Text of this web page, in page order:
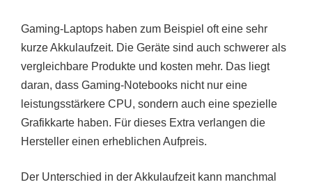
Gaming-Laptops haben zum Beispiel oft eine sehr
kurze Akkulaufzeit. Die Geräte sind auch schwerer als
vergleichbare Produkte und kosten mehr. Das liegt
daran, dass Gaming-Notebooks nicht nur eine
leistungsstärkere CPU, sondern auch eine spezielle
Grafikkarte haben. Für dieses Extra verlangen die
Hersteller einen erheblichen Aufpreis.
Der Unterschied in der Akkulaufzeit kann manchmal